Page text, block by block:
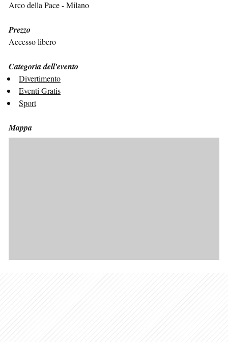
Arco della Pace - Milano
Prezzo
Accesso libero
Categoria dell'evento
Divertimento
Eventi Gratis
Sport
Mappa